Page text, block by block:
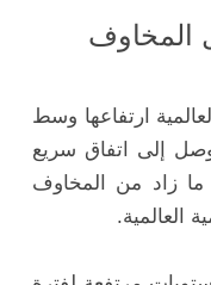
المخاوف
ارتفاعها وسط
إلى اتفاق سريع
ما زاد من المخاوف
العالمية.